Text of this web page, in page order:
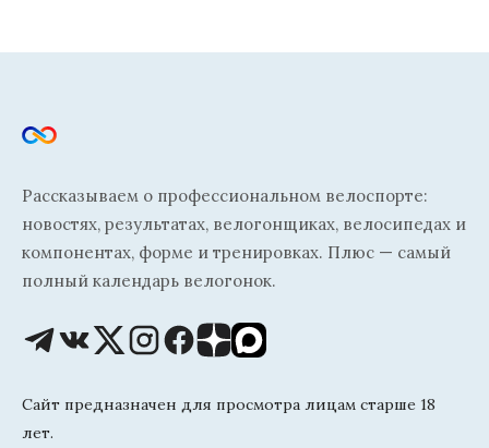
Рассказываем о профессиональном велоспорте:
новостях, результатах, велогонщиках, велосипедах и
компонентах, форме и тренировках. Плюс — самый
полный календарь велогонок.
Сайт предназначен для просмотра лицам старше 18
лет.